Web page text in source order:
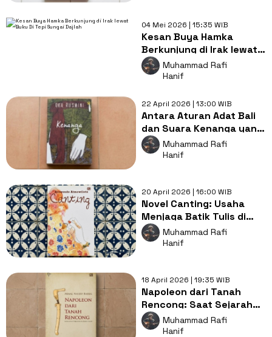
04 Mei 2026 | 15:35 WIB
Kesan Buya Hamka
Berkunjung di Irak lewat
Buku Di Tepi Sungai
Dajlah
Muhammad Rafi
Hanif
22 April 2026 | 13:00 WIB
Antara Aturan Adat Bali
dan Suara Kenanga yang
Menulis Takdirnya Sendiri
Muhammad Rafi
Hanif
20 April 2026 | 16:00 WIB
Novel Canting: Usaha
Menjaga Batik Tulis di
Tengah Gempuran Batik
Printing
Muhammad Rafi
Hanif
18 April 2026 | 19:35 WIB
Napoleon dari Tanah
Rencong: Saat Sejarah
Aceh Menjadi Nyata
dalam Novel Akmal
Muhammad Rafi
Hanif